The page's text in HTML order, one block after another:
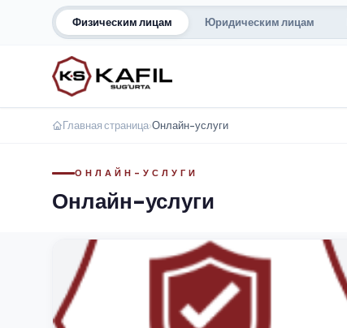
Физическим лицам Юридическим лицам
Главная страница›Онлайн-услуги
ОНЛАЙН-УСЛУГИ
Онлайн-услуги